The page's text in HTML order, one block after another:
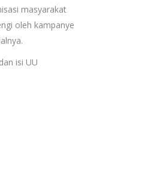
masyarakat
oleh kampanye
isi UU